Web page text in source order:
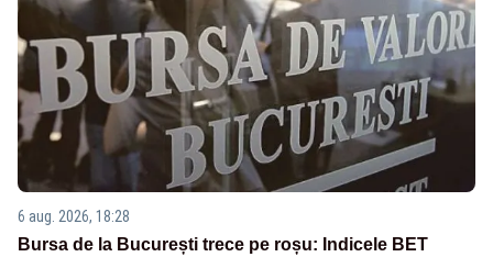
6 aug. 2026, 18:28
Bursa de la București trece pe roșu: Indicele BET